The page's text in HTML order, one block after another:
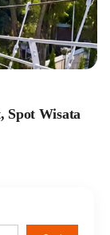
Spot Wisata